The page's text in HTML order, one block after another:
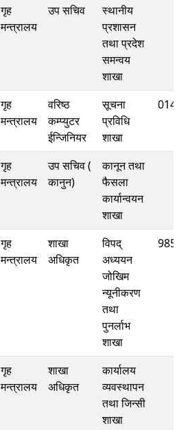
गृह
मन्त्रालय
उप सचिव
स्थानीय
प्रशासन
तथा प्रदेश
समन्वय
शाखा
गृह
मन्त्रालय
वरिष्ठ
कम्प्युटर
ईन्जिनियर
सूचना
प्रविधि
शाखा
गृह
मन्त्रालय
उप सचिव (
कानुन)
कानून तथा
फैसला
कार्यान्वयन
शाखा
गृह
मन्त्रालय
शाखा
अधिकृत
विपद्
अध्ययन
जोखिम
न्यूनीकरण
तथा
पुनर्लाभ
शाखा
गृह
मन्त्रालय
शाखा
अधिकृत
कार्यालय
व्यवस्थापन
तथा जिन्सी
शाखा